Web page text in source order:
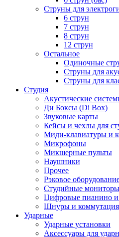
Струны для
6 струн
7 струн
8 струн
12 струн
Остальное
Одиночные
Струны для
Струны для
Студия
Акустические
Ди Боксы (Di Box)
Звуковые карты
Кейсы и чехлы для
Миди-клавиатуры и
Микрофоны
Микшерные пульты
Наушники
Прочее
Рэковое
Студийные мониторы
Цифровые пианино и
Шнуры и коммутация
Ударные
Ударные установки
Аксессуары для